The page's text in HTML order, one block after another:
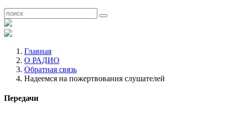
Главная
О РАДИО
Обратная связь
Надеемся на пожертвования слушателей
Передачи